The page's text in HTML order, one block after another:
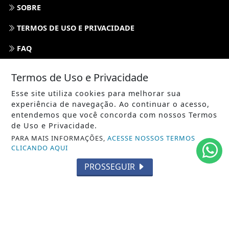
SOBRE
TERMOS DE USO E PRIVACIDADE
FAQ
Termos de Uso e Privacidade
Esse site utiliza cookies para melhorar sua
experiência de navegação. Ao continuar o acesso,
entendemos que você concorda com nossos Termos
de Uso e Privacidade.
PARA MAIS INFORMAÇÕES,ACESSE NOSSOS TERMOS
CLICANDO AQUI
PROSSEGUIR